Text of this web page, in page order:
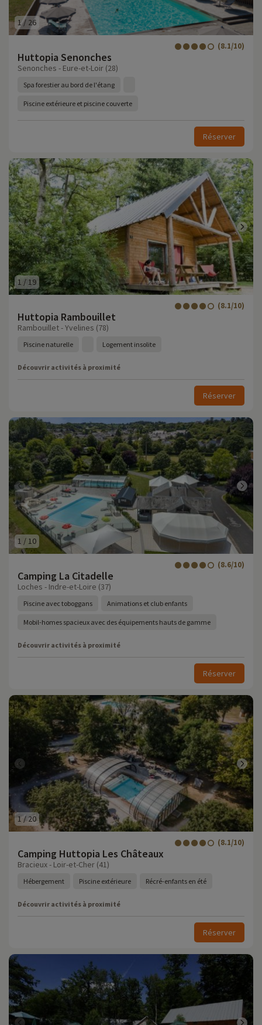
1/ 26
Huttopia Senonches
(8.1/10)
Senonches - Eure-et-Loir (28)
Spa forestier au bord de l'étang
Piscine extérieure et piscine couverte
Réserver
1 / 19
Huttopia Rambouillet
(8.1/10)
Rambouillet - Yvelines (78)
Piscine naturelle Logement insolite
Découvrir activités à proximité
Réserver
1 / 10
Camping La Citadelle
(8.6/10)
Loches - Indre-et-Loire (37)
Piscine avec toboggans Animations et club enfants
Mobil-homes spacieux avec des équipements hauts de gamme
Découvrir activités à proximité
Réserver
1/ 20
Camping Huttopia Les Châteaux
(8.1/10)
Bracieux - Loir-et-Cher (41)
Hébergement Piscine extérieure Récré-enfants en été
Découvrir activités à proximité
Réserver